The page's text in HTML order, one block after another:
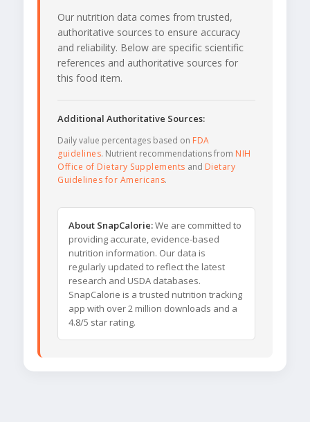
Our nutrition data comes from trusted,
authoritative sources to ensure accuracy
and reliability. Below are specific scientific
references and authoritative sources for
this food item.
Additional Authoritative Sources:
Daily value percentages based on FDA
guidelines. Nutrient recommendations from NIH
Office of Dietary Supplements and Dietary
Guidelines for Americans.
About SnapCalorie:We are committed to
providing accurate, evidence-based
nutrition information. Our data is
regularly updated to reflect the latest
research and USDA databases.
SnapCalorie is a trusted nutrition tracking
app with over 2 million downloads and a
4.8/5 star rating.